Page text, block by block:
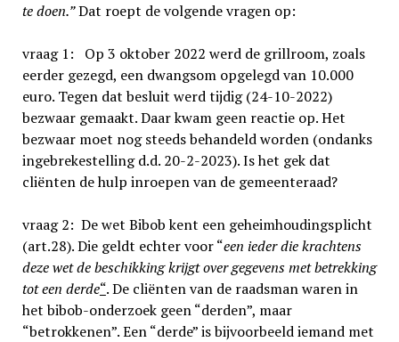
te doen.”Dat roept de volgende vragen op:
vraag 1: Op 3 oktober 2022 werd de grillroom, zoals
eerder gezegd, een dwangsom opgelegd van 10.000
euro. Tegen dat besluit werd tijdig (24-10-2022)
bezwaar gemaakt. Daar kwam geen reactie op. Het
bezwaar moet nog steeds behandeld worden (ondanks
ingebrekestelling d.d. 20-2-2023). Is het gek dat
cliënten de hulp inroepen van de gemeenteraad?
vraag 2: De wet Bibob kent een geheimhoudingsplicht
(art.28). Die geldt echter voor “een ieder die krachtens
deze wet de beschikking krijgt over gegevens met betrekking
tot een derde“. De cliënten van de raadsman waren in
het bibob-onderzoek geen “derden”, maar
“betrokkenen”. Een “derde” is bijvoorbeeld iemand met